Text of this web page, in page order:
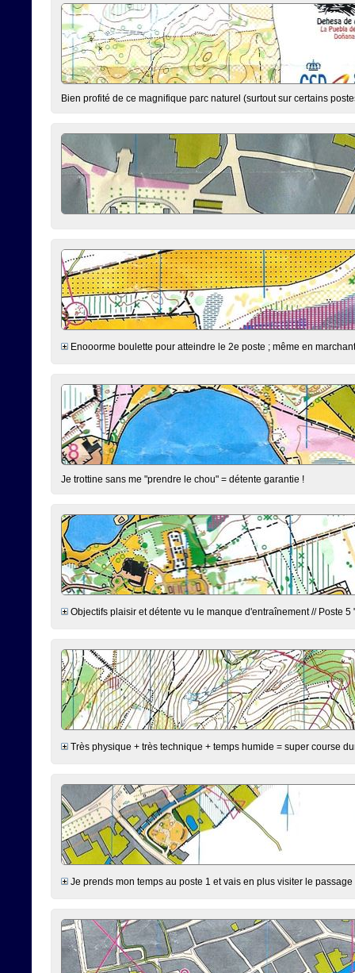
Bien profité de ce magnifique parc naturel (surtout sur certains
Enooorme boulette pour atteindre le 2e poste ; même en
Je trottine sans me "prendre le chou" = détente garantie !
Objectifs plaisir et détente vu le manque d'entraînement // Poste
Très physique + très technique + temps humide = super course
Je prends mon temps au poste 1 et vais en plus visiter le